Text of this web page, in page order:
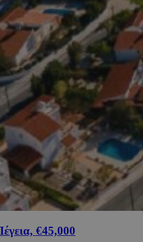
€45,000